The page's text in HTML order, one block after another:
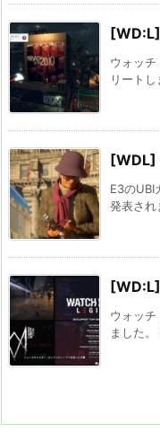
ウォッ
リート
[WDL]
E3のUBI
発表され
ウォッチ
ました